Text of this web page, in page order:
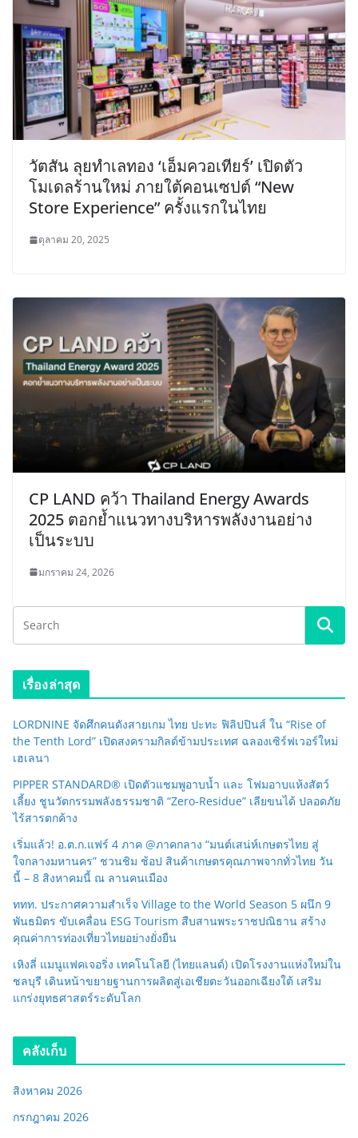
วัตสัน ลุยทำเลทอง ‘เอ็มควอเทียร์’ เปิดตัว
โมเดลร้านใหม่ ภายใต้คอนเซปต์ “New
Store Experience” ครั้งแรกในไทย
ตุลาคม 20, 2025
CP LAND คว้า Thailand Energy Awards
2025 ตอกย้ำแนวทางบริหารพลังงานอย่าง
เป็นระบบ
มกราคม 24, 2026
เรื่องล่าสุด
LORDNINE จัดศึกคนดังสายเกม ไทย ปะทะ ฟิลิปปินส์ ใน “Rise of
the Tenth Lord” เปิดสงครามกิลด์ข้ามประเทศ ฉลองเซิร์ฟเวอร์ใหม่
เฮเลนา
PIPPER STANDARD® เปิดตัวแชมพูอาบน้ำ และ โฟมอาบแห้งสัตว์
เลี้ยง ชูนวัตกรรมพลังธรรมชาติ “Zero-Residue” เลียขนได้ ปลอดภัย
ไร้สารตกค้าง
เริ่มแล้ว! อ.ต.ก.แฟร์ 4 ภาค @ภาคกลาง “มนต์เสน่ห์เกษตรไทย สู่
ใจกลางมหานคร” ชวนชิม ช้อป สินค้าเกษตรคุณภาพจากทั่วไทย วัน
นี้ – 8 สิงหาคมนี้ ณ ลานคนเมือง
ททท. ประกาศความสำเร็จ Village to the World Season 5 ผนึก 9
พันธมิตร ขับเคลื่อน ESG Tourism สืบสานพระราชปณิธาน สร้าง
คุณค่าการท่องเที่ยวไทยอย่างยั่งยืน
เหิงลี่ แมนูแฟคเจอริ่ง เทคโนโลยี (ไทยแลนด์) เปิดโรงงานแห่งใหม่ใน
ชลบุรี เดินหน้าขยายฐานการผลิตสู่เอเชียตะวันออกเฉียงใต้ เสริม
แกร่งยุทธศาสตร์ระดับโลก
คลังเก็บ
สิงหาคม 2026
กรกฎาคม 2026